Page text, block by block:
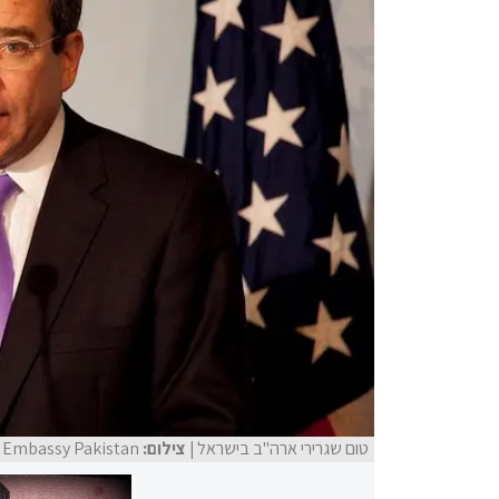
טום שגרירי ארה"ב בישראל| צילום: Embassy Pakistan